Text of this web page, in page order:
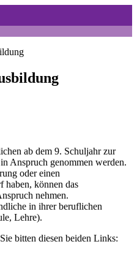
ab dem 9. Schuljahr zur
Anspruch genommen werden.
oder einen
haben, können das
nehmen.
in ihrer beruflichen
Lehre).
bitten diesen beiden Links: